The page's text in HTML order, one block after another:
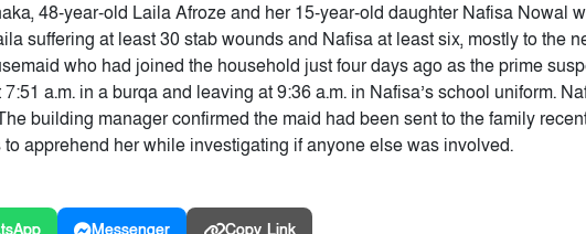
48-year-old Laila Afroze and her 15-year-old daughter Nafisa Nowal
suffering at least 30 stab wounds and Nafisa at least six, mostly to the
who had joined the household just four days ago as the prime
a.m. in a burqa and leaving at 9:36 a.m. in Nafisa’s school uniform.
building manager confirmed the maid had been sent to the family
apprehend her while investigating if anyone else was involved.